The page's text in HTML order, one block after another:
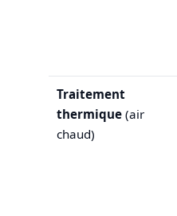
Traitement
thermique(air
chaud)